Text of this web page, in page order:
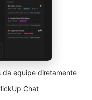
da equipe diretamente
Chat